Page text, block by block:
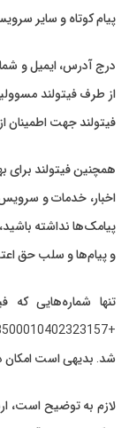
پیام کوتاه و سایر
درج آدرس، ایمیل و
از طرف فیتولند
فیتولند جهت
همچنین فیتولند برای
اخبار، خدمات و
پیامک‌ها نداشته
و پیام‌ها و سلب حق
شد. بدیهی است امکان
لازم به توضیح است،